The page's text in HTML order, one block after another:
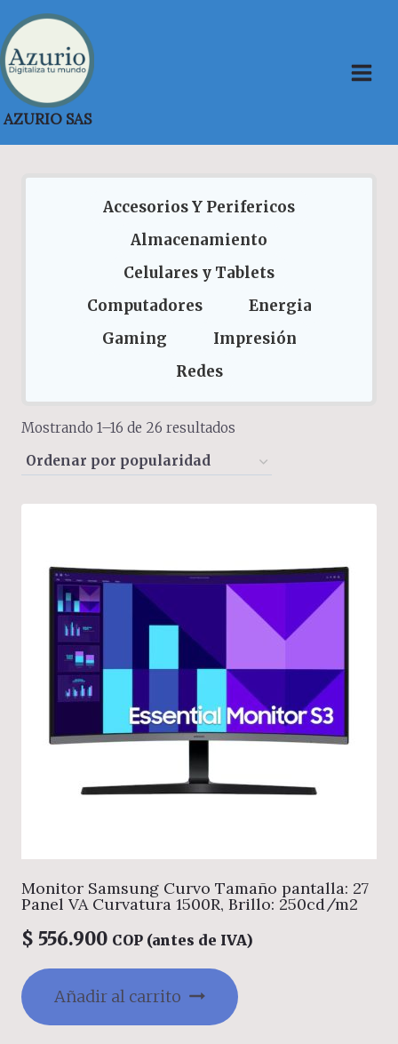
Saltar
al
contenido
AZURIO SAS
Accesorios Y Perifericos
Almacenamiento
Celulares y Tablets
Computadores
Energia
Gaming
Impresión
Redes
Mostrando 1–16 de 26 resultados
popularity
Monitor Samsung Curvo Tamaño pantalla: 27
Panel VA Curvatura 1500R, Brillo: 250cd/m2
$ 556.900 COP (antes de IVA)
Añadir al carrito